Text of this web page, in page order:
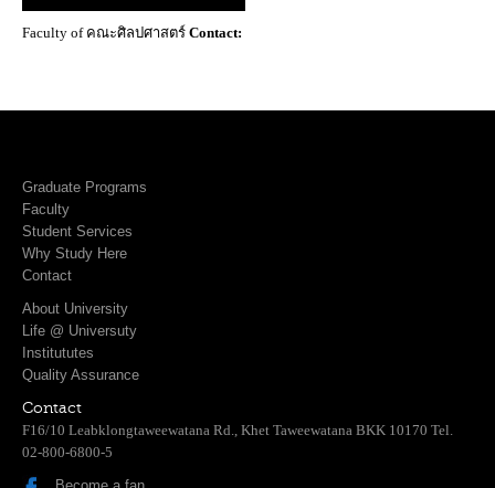
Faculty of คณะศิลปศาสตร์ Contact:
Graduate Programs
Faculty
Student Services
Why Study Here
Contact
About University
Life @ Universuty
Institututes
Quality Assurance
Contact
F16/10 Leabklongtaweewatana Rd., Khet Taweewatana BKK 10170 Tel.
02-800-6800-5